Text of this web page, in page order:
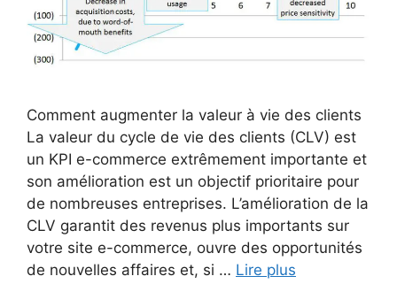
Comment augmenter la valeur à vie des clients
La valeur du cycle de vie des clients (CLV) est
un KPI e-commerce extrêmement importante et
son amélioration est un objectif prioritaire pour
de nombreuses entreprises. L’amélioration de la
CLV garantit des revenus plus importants sur
votre site e-commerce, ouvre des opportunités
de nouvelles affaires et, si … Lire plus